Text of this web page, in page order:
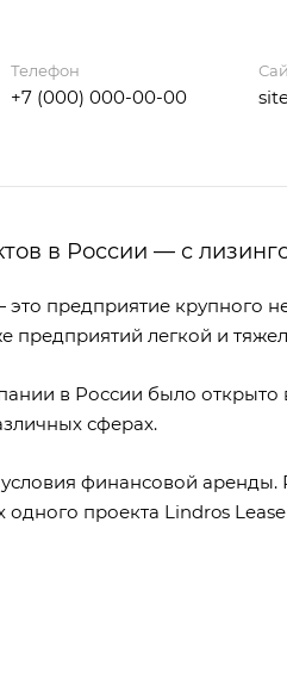
Телефон
+7 (000) 000-00-00
в России — с
предприятие крупного
предприятий легкой и
в России было
сферах.
финансовой
проекта Lindros